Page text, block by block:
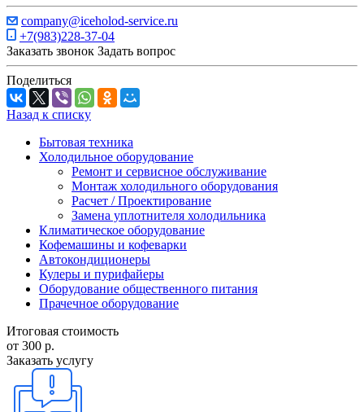
company@iceholod-service.ru
+7(983)228-37-04
Заказать звонок Задать вопрос
Поделиться
Назад к списку
Бытовая техника
Холодильное оборудование
Ремонт и сервисное обслуживание
Монтаж холодильного оборудования
Расчет / Проектирование
Замена уплотнителя холодильника
Климатическое оборудование
Кофемашины и кофеварки
Автокондиционеры
Кулеры и пурифайеры
Оборудование общественного питания
Прачечное оборудование
Итоговая стоимость
от 300 р.
Заказать услугу